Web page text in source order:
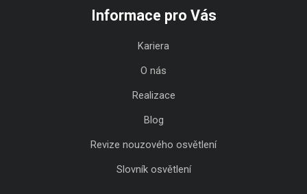
Informace pro Vás
Kariera
O nás
Realizace
Blog
Revize nouzového osvětlení
Slovník osvětlení